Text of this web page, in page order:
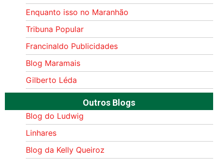
Enquanto isso no Maranhão
Tribuna Popular
Francinaldo Publicidades
Blog Maramais
Gilberto Léda
Outros Blogs
Blog do Ludwig
Linhares
Blog da Kelly Queiroz